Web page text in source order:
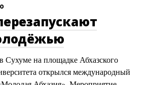
Сухуме на площадке Абхазского
открылся международный